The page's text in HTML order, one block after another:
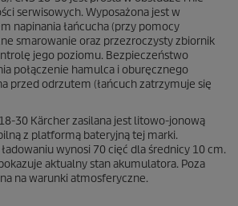
serwisowych. Wyposażona jest w
napinania łańcucha (przy pomocy
smarowanie oraz przezroczysty zbiornik
jego poziomu. Bezpieczeństwo
połączenie hamulca i oburęcznego
przed odrzutem (łańcuch zatrzymuje się
18-30 Kärcher zasilana jest litowo-jonową
z platformą bateryjną tej marki.
wynosi 70 cięć dla średnicy 10 cm.
aktualny stan akumulatora. Poza
na warunki atmosferyczne.